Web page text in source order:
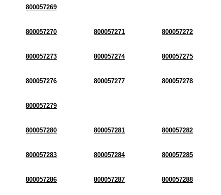
800057269
800057270 800057271 800057272
800057273 800057274 800057275
800057276 800057277 800057278
800057279
800057280 800057281 800057282
800057283 800057284 800057285
800057286 800057287 800057288